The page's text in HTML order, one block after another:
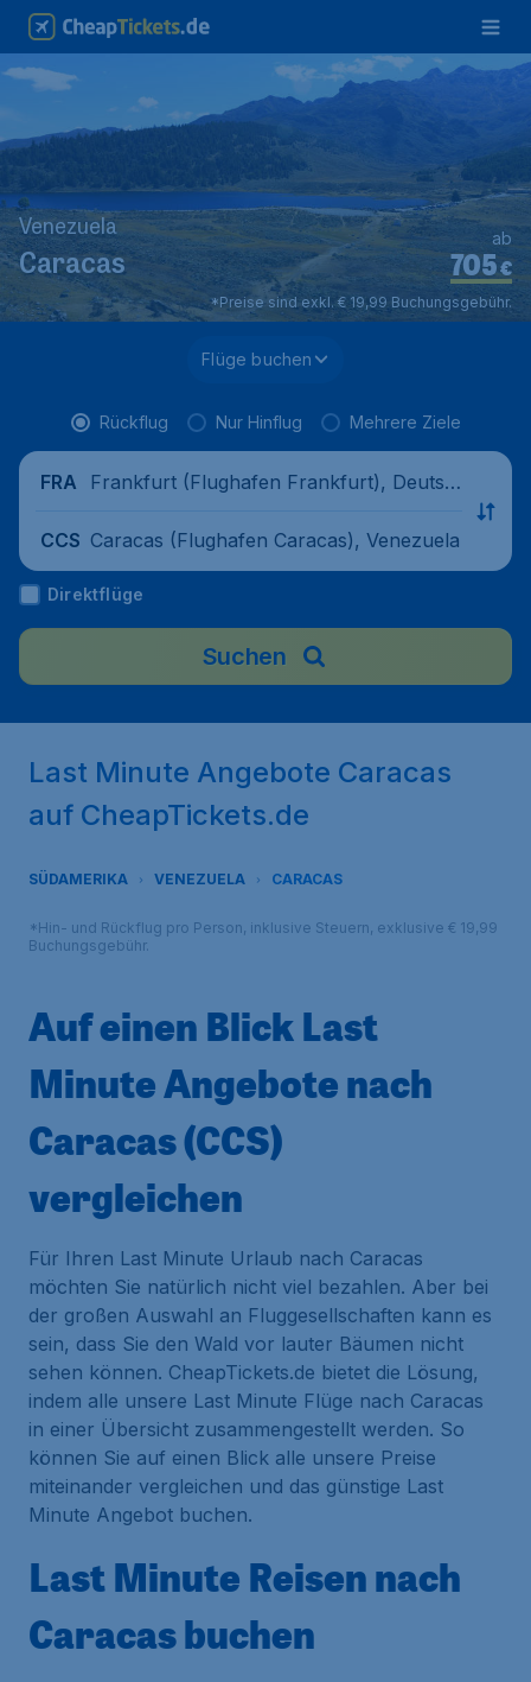
Venezuela
Caracas €
705
ab
*Preise sind exkl. € 19,99 Buchungsgebühr.
Flüge buchen
Rückflug Nur Hinflug Mehrere Ziele
FRA
Frankfurt (Flughafen Frankfurt), Deutsc
CCS Caracas (Flughafen Caracas), Venezuela
Direktflüge
Suchen
Last Minute Angebote Caracas
auf CheapTickets.de
SÜDAMERIKA VENEZUELA CARACAS
*Hin- und Rückflug pro Person, inklusive Steuern, exklusive € 19,99
Buchungsgebühr.
Auf einen Blick Last
Minute Angebote nach
Caracas (CCS)
vergleichen
Für Ihren Last Minute Urlaub nach Caracas
möchten Sie natürlich nicht viel bezahlen. Aber bei
der großen Auswahl an Fluggesellschaften kann es
sein, dass Sie den Wald vor lauter Bäumen nicht
sehen können. CheapTickets.de bietet die Lösung,
indem alle unsere Last Minute Flüge nach Caracas
in einer Übersicht zusammengestellt werden. So
können Sie auf einen Blick alle unsere Preise
miteinander vergleichen und das günstige Last
Minute Angebot buchen.
Last Minute Reisen nach
Caracas buchen